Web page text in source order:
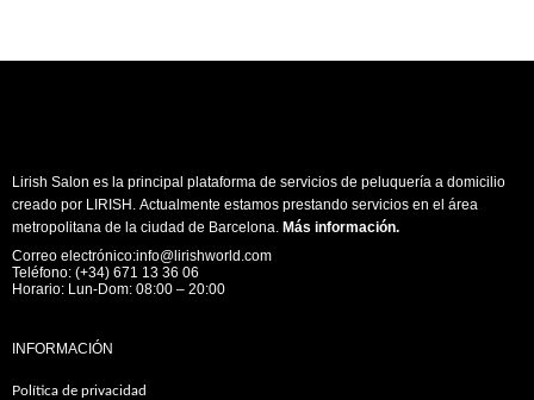
Lirish Salon es la principal plataforma de servicios de peluquería a domicilio
creado por LIRISH. Actualmente estamos prestando servicios en el área
metropolitana de la ciudad de Barcelona. Más información.
Correo electrónico:info@lirishworld.com
Teléfono: (+34) 671 13 36 06
Horario: Lun-Dom: 08:00 – 20:00
INFORMACIÓN
Política de privacidad